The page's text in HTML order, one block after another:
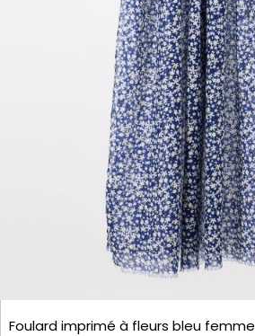
Foulard imprimé à fleurs bleu femme